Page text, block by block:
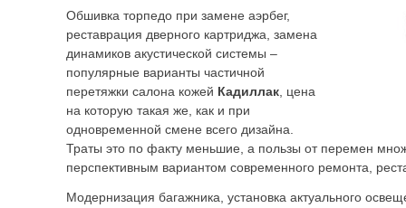
Обшивка торпедо при замене аэрбег,
реставрация дверного картриджа, замена
динамиков акустической системы –
популярные варианты частичной
перетяжки салона кожей Кадиллак , цена
на которую такая же, как и при
одновременной смене всего дизайна.
Траты это по факту меньшие, а пользы от перемен
перспективным вариантом современного ремонта,
Модернизация багажника, установка актуального